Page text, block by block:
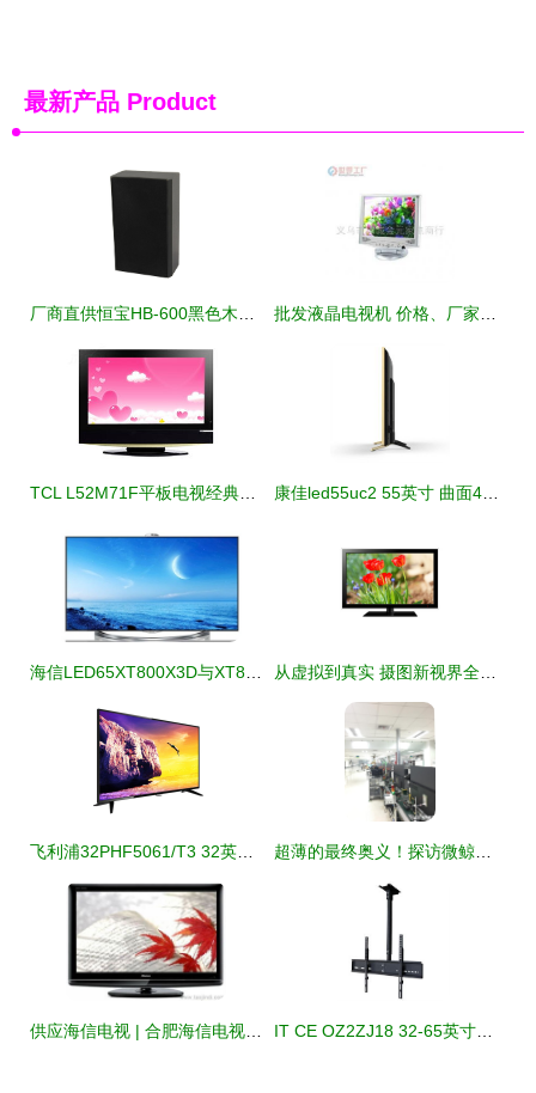
最新产品 Product
厂商直供恒宝HB-600黑色木质壁挂音箱解析 5-10W功率适配长方形居家商用电声方案 批发液晶电视机 价格、厂家与采购指南
TCL L52M71F平板电视经典设计赏析 视觉与性能的和谐统一 康佳led55uc2 55英寸 曲面4k hdr 双64位18核智能电视平板电视产品图片4
海信LED65XT800X3D与XT800X3DU电视产品介绍及价格分析 从虚拟到真实 摄图新视界全景花电子产品视觉进化论
飞利浦32PHF5061/T3 32英寸高清液晶电视 经典黑，纤薄设计点亮小空间 超薄的最终奥义！探访微鲸电视“醉薄”生产线
供应海信电视 | 合肥海信电视机售后维修电话、价格、厂家及图片详情 IT CE OZ2ZJ18 32-65英寸电视吊顶支架 安装便捷、稳固耐用的理想选择